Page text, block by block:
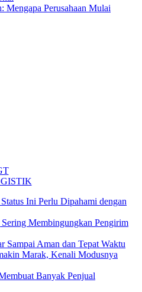
Mengapa Perusahaan Mulai
Ini Perlu Dipahami dengan
Membingungkan Pengirim
Sampai Aman dan Tepat Waktu
Marak, Kenali Modusnya
Banyak Penjual